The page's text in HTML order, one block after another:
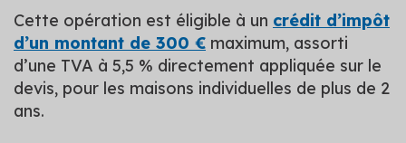
Cette opération est éligible à un crédit d’impôt
d’un montant de 300 € maximum, assorti
d’une TVA à 5,5 % directement appliquée sur le
devis, pour les maisons individuelles de plus de 2
ans.